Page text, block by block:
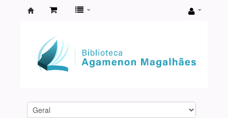
Agamenon
Magalhães